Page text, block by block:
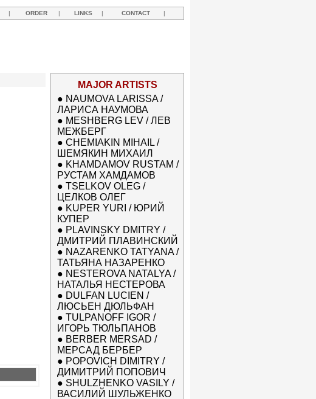
| ORDER | LINKS | CONTACT |
MAJOR ARTISTS
● NAUMOVA LARISSA /
ЛАРИСА НАУМОВА
● MESHBERG LEV / ЛЕВ
МЕЖБЕРГ
● CHEMIAKIN MIHAIL /
ШЕМЯКИН МИХАИЛ
● KHAMDAMOV RUSTAM /
РУСТАМ ХАМДАМОВ
● TSELKOV OLEG /
ЦЕЛКОВ ОЛЕГ
● KUPER YURI / ЮРИЙ
КУПЕР
● PLAVINSKY DMITRY /
ДМИТРИЙ ПЛАВИНСКИЙ
● NAZARENKO TATYANA /
ТАТЬЯНА НАЗАРЕНКО
● NESTEROVA NATALYA /
НАТАЛЬЯ НЕСТЕРОВА
● DULFAN LUCIEN /
ЛЮСЬЕН ДЮЛЬФАН
● TULPANOFF IGOR /
ИГОРЬ ТЮЛЬПАНОВ
● BERBER MERSAD /
МЕРСАД БЕРБЕР
● POPOVICH DIMITRY /
ДИМИТРИЙ ПОПОВИЧ
● SHULZHENKO VASILY /
ВАСИЛИЙ ШУЛЬЖЕНКО